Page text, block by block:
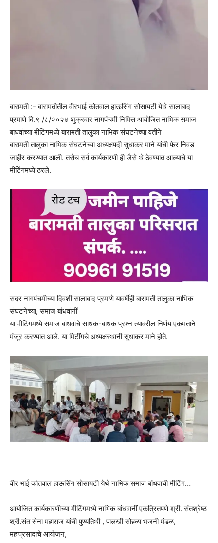
बारामती :- बारामतीतील वीरभाई कोतवाल हाऊसिंग सोसायटी येथे सालाबाद
प्रमाणे दि.९ /८/२०२४ शुक्रवार नागपंचमी निमित्त आयोजित नाभिक समाज
बाधवांच्या मीटिंगमध्ये बारामती तालुका नाभिक संघटनेच्या वतीने
बारामती तालुका नाभिक संघटनेच्या अध्यक्षपदी सुधाकर माने यांची फेर निवड
जाहीर करण्यात आली. तसेच सर्व कार्यकारणी ही जैसे थे ठेवण्यात आल्याचे या
मीटिंगमध्ये ठरले.
सदर नागपंचमीच्या दिवशी सालाबाद प्रमाणे यावर्षीही बारामती तालुका नाभिक
संघटनेच्या, समाज बांधवांनीं
या मीटिंगमध्ये समाज बांधवांचे साधक-बाधक प्रश्न त्यावरील निर्णय एकमताने
मंजूर करण्यात आले. या मिटींगचे अध्यक्षस्थानी सुधाकर माने होते.
वीर भाई कोतवाल हाऊसिंग सोसायटी येथे नाभिक समाज बांधवाची मीटिंग…
आयोजित कार्यकारणीच्या मीटिंगमध्ये नाभिक बांधवानीं एकत्रितपणे श्री. संतश्रेष्ठ
श्री.संत सेना महाराज यांची पुण्यतिथी , पालखी सोहळा भजनी मंडळ,
महाप्रसादाचे आयोजन,